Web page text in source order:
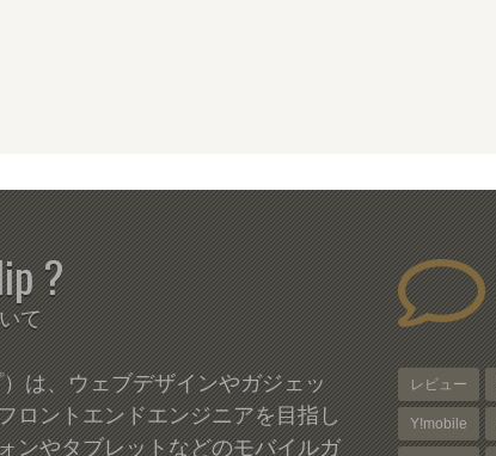
?
て
は、ウェブデザインやガジェッ
ロントエンドエンジニアを目指し
ンやタブレットなどのモバイルガ
レビュー
Y!mobile